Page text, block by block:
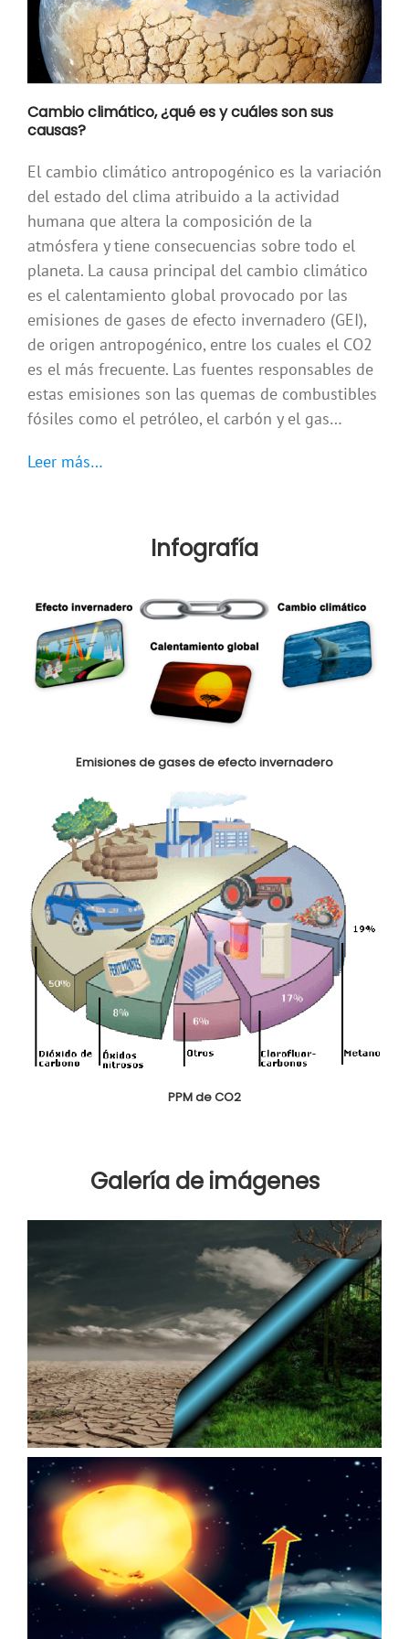
Cambio climático, ¿qué es y cuáles son sus
causas?
El cambio climático antropogénico es la variación
del estado del clima atribuido a la actividad
humana que altera la composición de la
atmósfera y tiene consecuencias sobre todo el
planeta. La causa principal del cambio climático
es el calentamiento global provocado por las
emisiones de gases de efecto invernadero (GEI),
de origen antropogénico, entre los cuales el CO2
es el más frecuente. Las fuentes responsables de
estas emisiones son las quemas de combustibles
fósiles como el petróleo, el carbón y el gas…
Leer más…
Infografía
Emisiones degases deefectoinvernadero
PPM de CO2
Galería de imágenes